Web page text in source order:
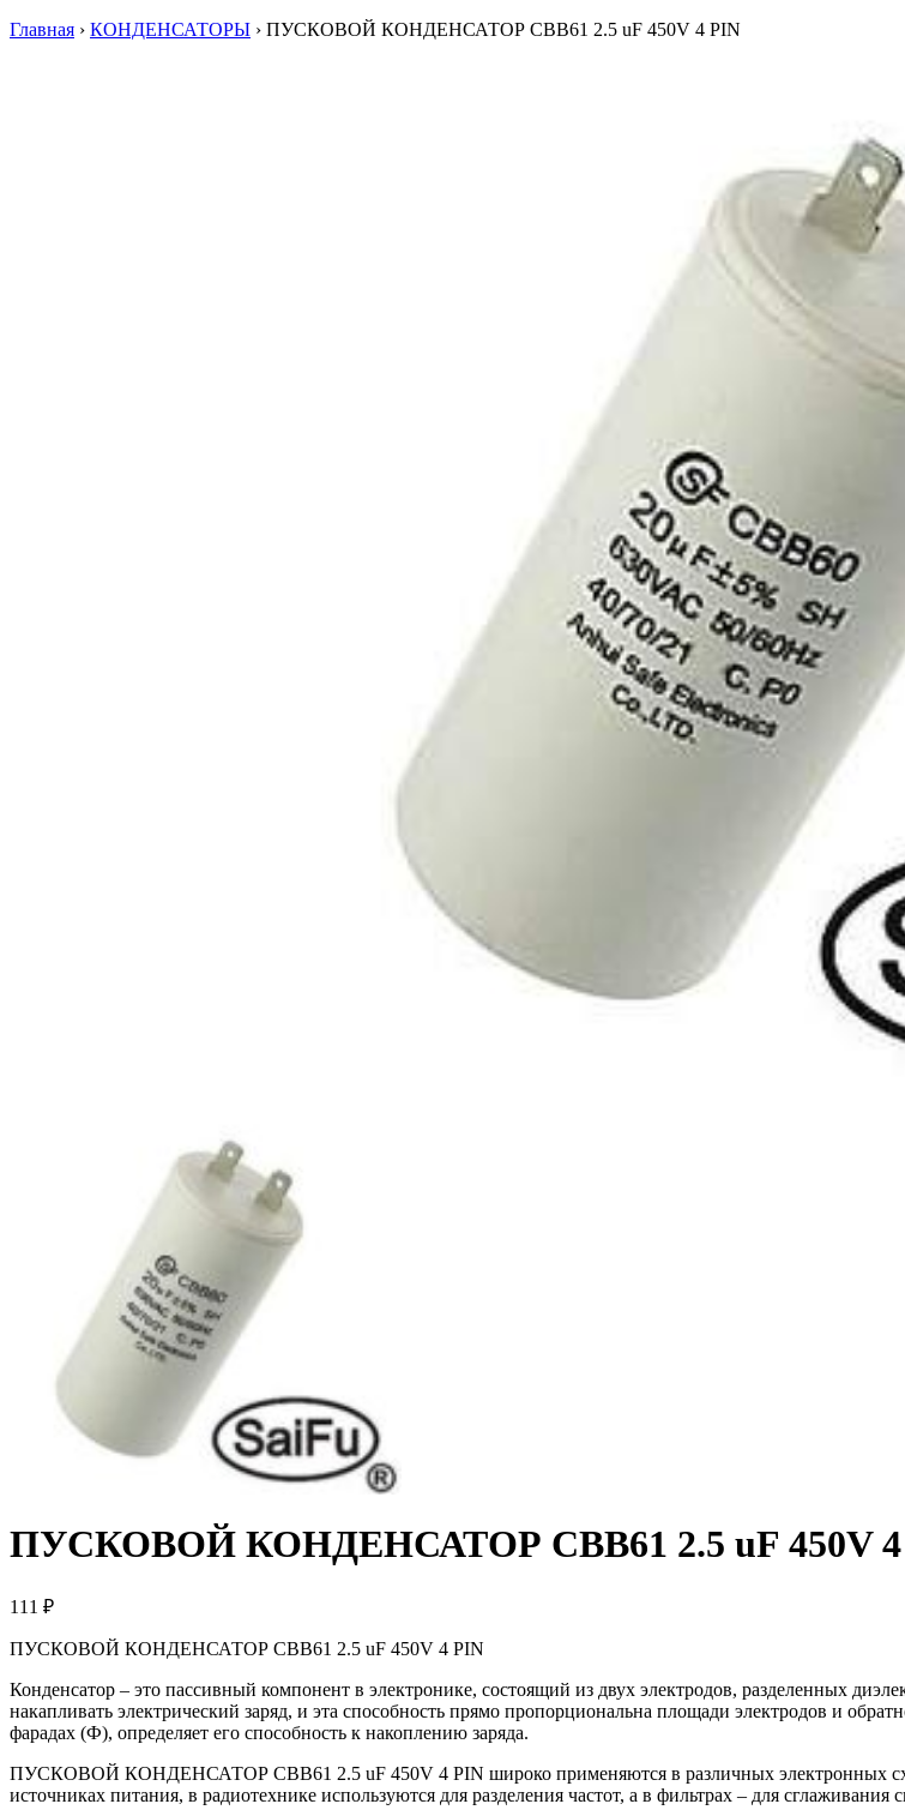
Главная › КОНДЕНСАТОРЫ › ПУСКОВОЙ КОНДЕНСАТОР CBB61 2.5 uF 450V 4 PIN
ПУСКОВОЙ КОНДЕНСАТОР CBB61 2.5 uF 450V 4
111 ₽
ПУСКОВОЙ КОНДЕНСАТОР CBB61 2.5 uF 450V 4 PIN
Конденсатор – это пассивный компонент в электронике, состоящий из двух электродов, разделенных
накапливать электрический заряд, и эта способность прямо пропорциональна площади электродов и
фарадах (Ф), определяет его способность к накоплению заряда.
ПУСКОВОЙ КОНДЕНСАТОР CBB61 2.5 uF 450V 4 PIN широко применяются в различных электронных
источниках питания, в радиотехнике используются для разделения частот, а в фильтрах – для сглаживания